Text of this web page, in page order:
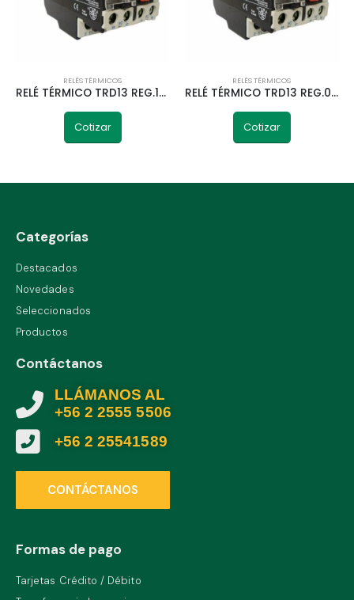
RELÉS TÉRMICOS
RELÉ TÉRMICO TRD13 REG.1-1,6A TELETRIC
Cotizar
RELÉS TÉRMICOS
RELÉ TÉRMICO TRD13 REG.0,63-1A TELETRIC
Cotizar
Categorías
Destacados
Novedades
Seleccionados
Productos
Contáctanos
LLÁMANOS AL
+56 2 2555 5506
+56 2 25541589
CONTÁCTANOS
Formas de pago
Tarjetas Crédito / Débito